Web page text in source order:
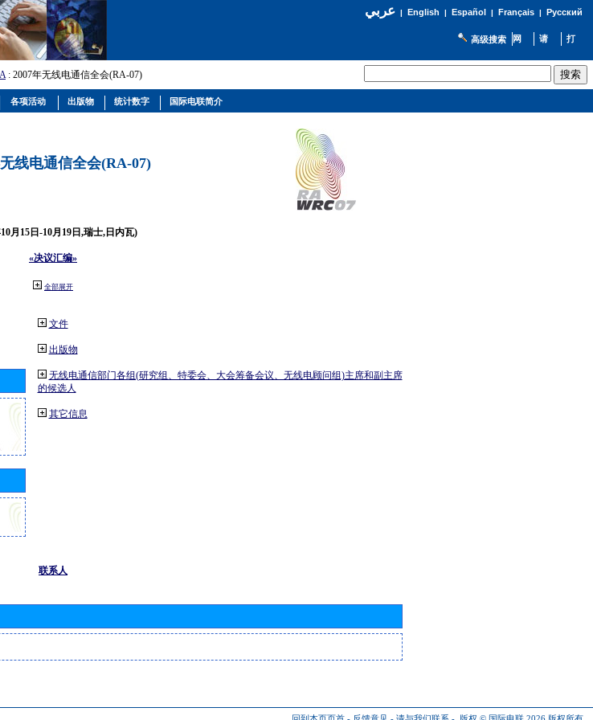
عربي| English | Español | Français| Русский
高级搜索
: 2007年无线电通信全会(RA-07)
线电通信全会(RA-07)
月15日-10月19日,瑞士,日内瓦)
«决议汇编»
全部展开
文件
出版物
无线电通信部门各组(研究组、特委会、大会筹备会议、无线电顾问组)主席和副主席
的候选人
其它信息
联系人
各项活动 出版物 统计数字 国际电联简介